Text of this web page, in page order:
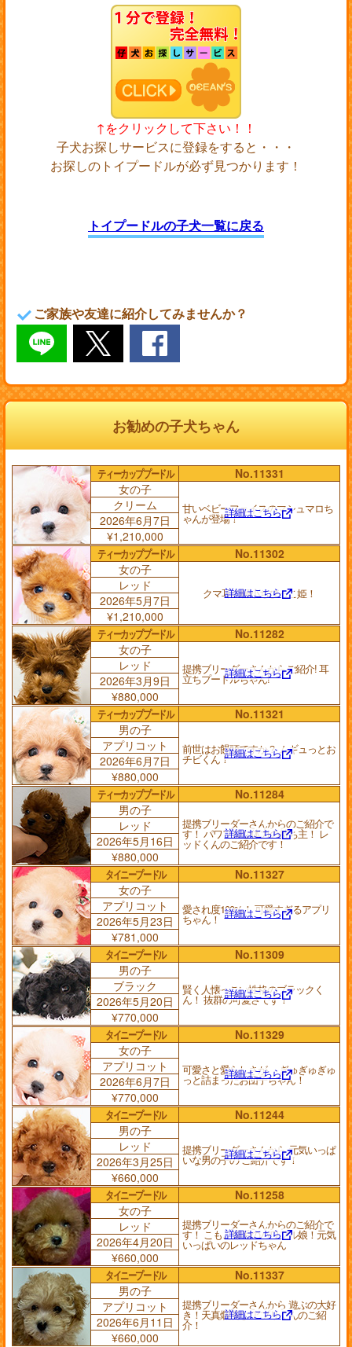
↑をクリックして下さい！！
子犬お探しサービスに登録をすると・・・
お探しのトイプードルが必ず見つかります！
トイプードルの子犬一覧に戻る
ご家族や友達に紹介してみませんか？
お勧めの子犬ちゃん
ティーカッププードル
No.11331
女の子
甘いベビーフェイスのマシュマロち
ゃんが登場！詳細はこちら
クリーム
2026年6月7日
¥1,210,000
ティーカッププードル
No.11302
女の子
クマ耳の極小ちびっこ姫！
詳細はこちら
レッド
2026年5月7日
¥1,210,000
ティーカッププードル
No.11282
女の子
提携ブリーダーさんからご紹介! 耳
立ちプードルちゃん!
詳細はこちら
レッド
2026年3月9日
¥880,000
ティーカッププードル
No.11321
男の子
前世はお饅頭ですか？ ムギュっとお
チビくん！詳細はこちら
アプリコット
2026年6月7日
¥880,000
ティーカッププードル
No.11284
男の子
提携ブリーダーさんからのご紹介で
す！ パワフルな体力の持ち主！ レ
ッドくんのご紹介です！
詳細はこちら
レッド
2026年5月16日
¥880,000
タイニープードル
No.11327
女の子
愛され度100%！ 可愛すぎるアプリ
ちゃん！ 詳細はこちら
アプリコット
2026年5月23日
¥781,000
タイニープードル
No.11309
男の子
賢く人懐っこい性格のブラックく
ん！ 抜群の可愛さです！
詳細はこちら
ブラック
2026年5月20日
¥770,000
タイニープードル
No.11329
女の子
可愛さと愛らしさが、 ぎゅぎゅぎゅ
っと詰まったお団子ちゃん！
詳細はこちら
アプリコット
2026年6月7日
¥770,000
タイニープードル
No.11244
男の子
提携ブリーダーさんから 元気いっぱ
いな男の子の ご紹介です！
詳細はこちら
レッド
2026年3月25日
¥660,000
タイニープードル
No.11258
女の子
提携ブリーダーさんからのご紹介で
す！ こもこ爆毛のパワフル娘！元気
いっぱいのレッドちゃん
詳細はこちら
レッド
2026年4月20日
¥660,000
タイニープードル
No.11337
男の子
提携ブリーダーさんから 遊ぶの大好
き！天真爛漫な アプリくんのご紹
介！
詳細はこちら
アプリコット
2026年6月11日
¥660,000